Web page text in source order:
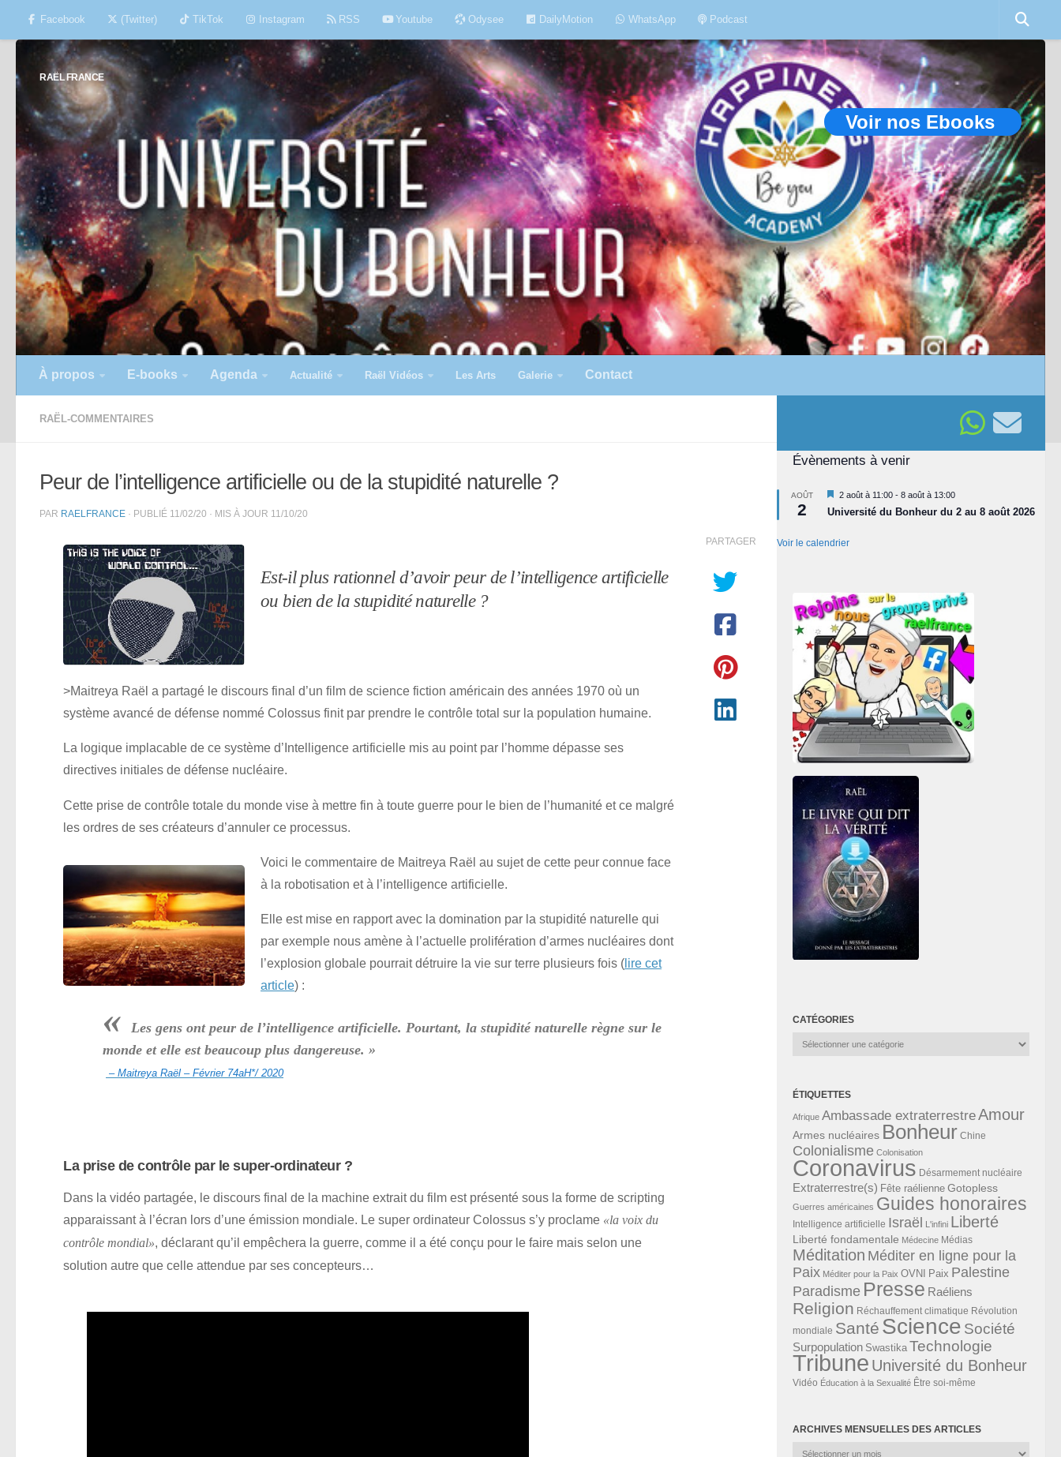
Skip to content
Facebook (Twitter) TikTok Instagram RSS Youtube Odysee DailyMotion WhatsApp Podcast
RAËL FRANCE
Voir nos Ebooks
À propos E-books Agenda Actualité Raël Vidéos Les Arts Galerie Contact
RAËL-COMMENTAIRES
Peur de l’intelligence artificielle ou de la stupidité naturelle ?
PAR RAELFRANCE · PUBLIÉ 11/02/20 · MIS À JOUR 11/10/20
Est-il plus rationnel d’avoir peur de l’intelligence artificielle
ou bien de la stupidité naturelle ?
>Maitreya Raël a partagé le discours final d’un film de science fiction américain des années 1970 où un
système avancé de défense nommé Colossus finit par prendre le contrôle total sur la population humaine.
La logique implacable de ce système d’Intelligence artificielle mis au point par l’homme dépasse ses
directives initiales de défense nucléaire.
Cette prise de contrôle totale du monde vise à mettre fin à toute guerre pour le bien de l’humanité et ce malgré
les ordres de ses créateurs d’annuler ce processus.
Voici le commentaire de Maitreya Raël au sujet de cette peur connue face
à la robotisation et à l’intelligence artificielle.
Elle est mise en rapport avec la domination par la stupidité naturelle qui
par exemple nous amène à l’actuelle prolifération d’armes nucléaires dont
l’explosion globale pourrait détruire la vie sur terre plusieurs fois (lire cet
article) :
«
Les gens ont peur de l’intelligence artificielle. Pourtant, la stupidité naturelle règne sur le
monde et elle est beaucoup plus dangereuse. »
– Maitreya Raël – Février 74aH*/ 2020
La prise de contrôle par le super-ordinateur ?
Dans la vidéo partagée, le discours final de la machine extrait du film est présenté sous la forme de scripting
apparaissant à l’écran lors d’une émission mondiale. Le super ordinateur Colossus s’y proclame «la voix du
contrôle mondial», déclarant qu’il empêchera la guerre, comme il a été conçu pour le faire mais selon une
solution autre que celle attendue par ses concepteurs…
PARTAGER
Évènements à venir
AOÛT
2
Mis
en
avant
2 août à 11:00 - 8 août à 13:00
Université du Bonheur du 2 au 8 août 2026
Voir le calendrier
CATÉGORIES
Catégories
ÉTIQUETTES
Afrique Ambassade extraterrestreAmour
Armes nucléaires Bonheur Chine
Colonialisme Colonisation
Coronavirus Désarmement nucléaire
Extraterrestre(s) Fête raélienne Gotopless
Guerres américaines Guides honoraires
Intelligence artificielle Israël L'infini Liberté
Liberté fondamentale Médecine Médias
Méditation Méditer en ligne pour la
Paix Méditer pour la Paix OVNI Paix Palestine
Paradisme Presse Raéliens
Religion Réchauffement climatique Révolution
mondiale Santé Science Société
Surpopulation Swastika Technologie
Tribune Université du Bonheur
Vidéo Éducation à la Sexualité Être soi-même
ARCHIVES MENSUELLES DES ARTICLES
Archives